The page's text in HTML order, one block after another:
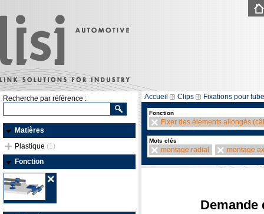
Recherche par référence :
Matières
Plastique (1)
Fonction
Accueil Clips Fixations pour
Fonction
Fixer des éléments allongés
Mots clés
montage radial montage
Demande